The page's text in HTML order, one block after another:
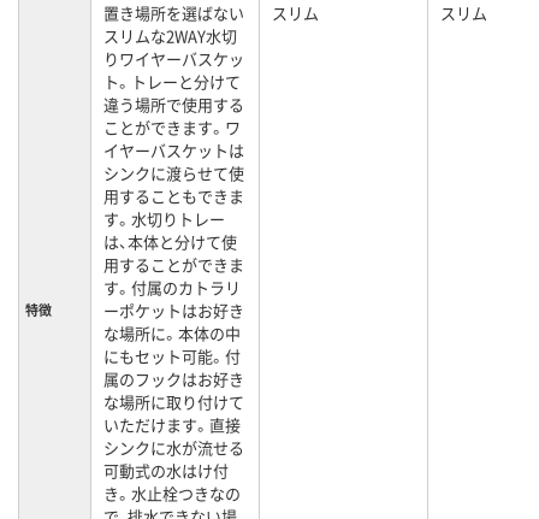
特徴
置き場所を選ばない
スリムな2WAY水切
りワイヤーバスケッ
ト。トレーと分けて
違う場所で使用する
ことができます。ワ
イヤーバスケットは
シンクに渡らせて使
用することもできま
す。水切りトレー
は、本体と分けて使
用することができま
す。付属のカトラリ
ーポケットはお好き
な場所に。本体の中
にもセット可能。付
属のフックはお好き
な場所に取り付けて
いただけます。直接
シンクに水が流せる
可動式の水はけ付
き。水止栓つきなの
スリム スリム